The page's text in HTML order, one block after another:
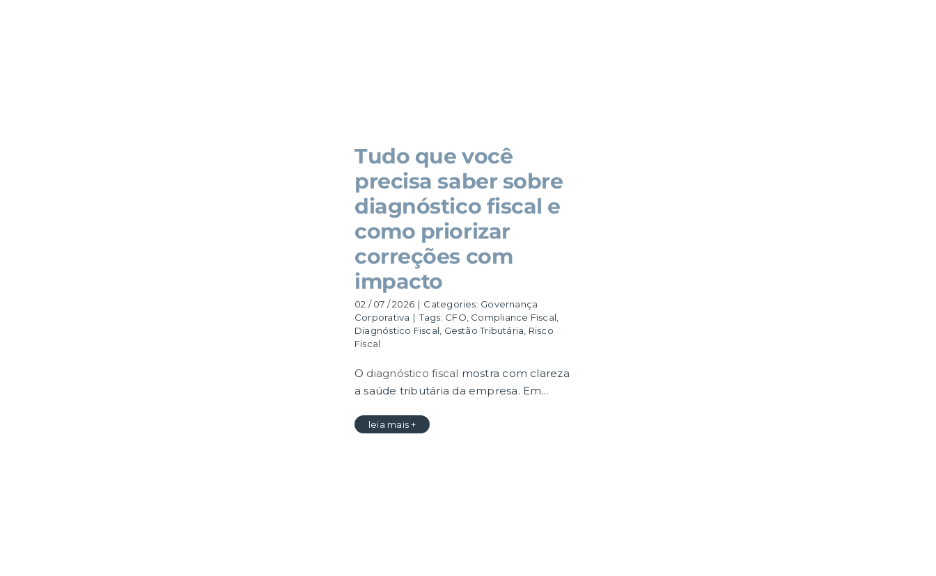
Tudo que você
precisa saber sobre
diagnóstico fiscal e
como priorizar
correções com
impacto
02 / 07 / 2026 | Categories: Governança
Corporativa | Tags: CFO Compliance Fiscal
Diagnóstico Fiscal Gestão Tributária Risco
Fiscal
O diagnóstico fiscal mostra com clareza
a saúde tributária da empresa. Em…
leia mais +